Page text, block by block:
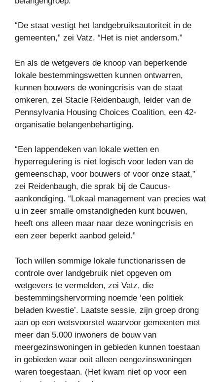
“De staat vestigt het landgebruiksautoriteit in de
gemeenten,” zei Vatz. “Het is niet andersom.”
En als de wetgevers de knoop van beperkende
lokale bestemmingswetten kunnen ontwarren,
kunnen bouwers de woningcrisis van de staat
omkeren, zei Stacie Reidenbaugh, leider van de
Pennsylvania Housing Choices Coalition, een 42-
organisatie belangenbehartiging.
“Een lappendeken van lokale wetten en
hyperregulering is niet logisch voor leden van de
gemeenschap, voor bouwers of voor onze staat,”
zei Reidenbaugh, die sprak bij de Caucus-
aankondiging. “Lokaal management van precies wat
u in zeer smalle omstandigheden kunt bouwen,
heeft ons alleen maar naar deze woningcrisis en
een zeer beperkt aanbod geleid.”
Toch willen sommige lokale functionarissen de
controle over landgebruik niet opgeven om
wetgevers te vermelden, zei Vatz, die
bestemmingshervorming noemde ‘een politiek
beladen kwestie’. Laatste sessie, zijn groep drong
aan op een wetsvoorstel waarvoor gemeenten met
meer dan 5.000 inwoners de bouw van
meergezinswoningen in gebieden kunnen toestaan ​​
in gebieden waar ooit alleen eengezinswoningen
waren toegestaan. (Het kwam niet op voor een